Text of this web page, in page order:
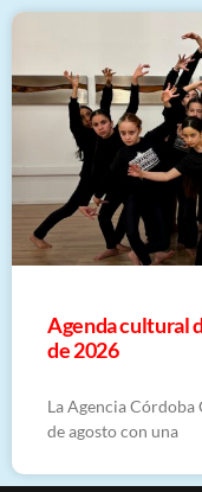
​Agenda cultural
de 2026
La Agencia Córdoba
de agosto con una